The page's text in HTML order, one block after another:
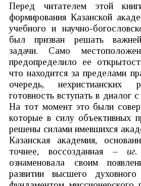
Перед читателем этой
формирования Казанской
учебного и научно-
был призван решать
задачи. Само
предопределило ее
что находится за пределами
очередь,
готовность вступать в диалог
На тот момент это были
которые в силу объективных
решены силами имевшихся
Казанская академия,
точнее, воссозданная –
ознаменовала своим
развитии высшего